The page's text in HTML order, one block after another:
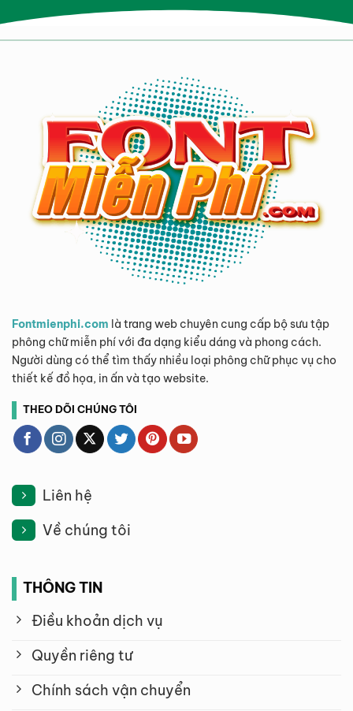
Fontmienphi.com là trang web chuyên cung cấp bộ sưu tập
phông chữ miễn phí với đa dạng kiểu dáng và phong cách.
Người dùng có thể tìm thấy nhiều loại phông chữ phục vụ cho
thiết kế đồ họa, in ấn và tạo website.
THEO DÕI CHÚNG TÔI
Liên hệ
Về chúng tôi
THÔNG TIN
Điều khoản dịch vụ
Quyền riêng tư
Chính sách vận chuyển